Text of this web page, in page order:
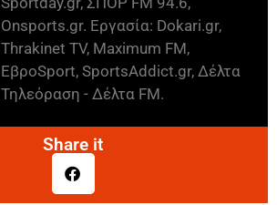
Onsports.gr. Εργασία: Dokari.gr,
Thrakinet TV, Maximum FM,
ΕβροSport, SportsAddict.gr, Δέλτα
Τηλεόραση - Δέλτα FM.
Share it